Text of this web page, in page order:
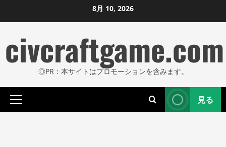
ン
ン
ツ
ス
ッ
8月 10, 2026
civcraftgame.com
◎PR：本サイトはプロモーションを含みます。
プ
見る